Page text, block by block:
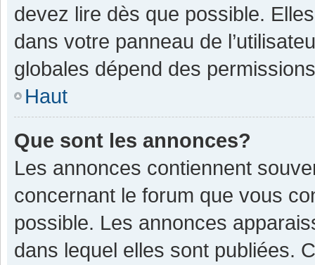
devez lire dès que possible.
dans votre panneau de
globales dépend des
Haut
Que sont les annonces?
Les annonces contiennent
concernant le forum que vous
possible. Les annonces
dans lequel elles sont publiées.